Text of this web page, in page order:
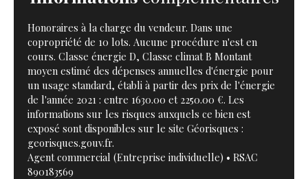
Honoraires à la charge du vendeur. Dans une
copropriété de 10 lots. Aucune procédure n'est en
cours. Classe énergie D, Classe climat B Montant
moyen estimé des dépenses annuelles d'énergie pour
un usage standard, établi à partir des prix de l'énergie
de l'année 2021 : entre 1630.00 et 2250.00 €. Les
informations sur les risques auxquels ce bien est
exposé sont disponibles sur le site Géorisques :
georisques.gouv.fr.
Agent commercial (Entreprise individuelle) • RSAC
890183569